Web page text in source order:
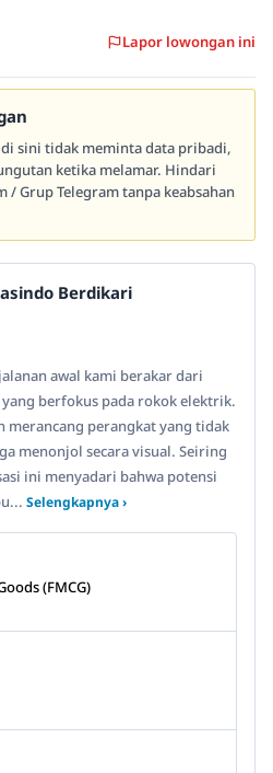
Lapor lowongan ini
sini tidak meminta data pribadi,
ketika melamar. Hindari
/ Grup Telegram tanpa keabsahan
Berdikari
awal kami berakar dari
berfokus pada rokok elektrik.
merancang perangkat yang tidak
menonjol secara visual. Seiring
ini menyadari bahwa potensi
Selengkapnya ›
(FMCG)